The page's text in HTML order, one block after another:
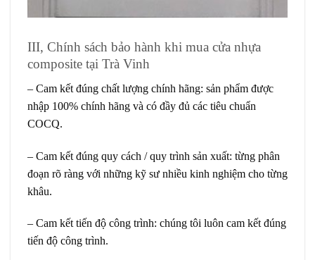
III, Chính sách bảo hành khi mua cửa nhựa
composite tại Trà Vinh
– Cam kết đúng chất lượng chính hãng: sản phẩm được
nhập 100% chính hãng và có đầy đủ các tiêu chuẩn
COCQ.
– Cam kết đúng quy cách / quy trình sản xuất: từng phân
đoạn rõ ràng với những kỹ sư nhiều kinh nghiệm cho từng
khâu.
– Cam kết tiến độ công trình: chúng tôi luôn cam kết đúng
tiến độ công trình.